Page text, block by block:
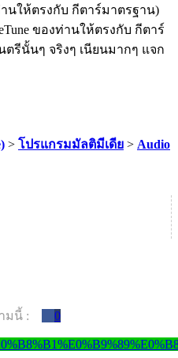
ของท่านให้ตรงกับ กีตาร์
รีนั้นๆ จริงๆ เนียนมากๆ แจก
> โปรแกรมมัลติมีเดีย > Audio
มนี้ : 0